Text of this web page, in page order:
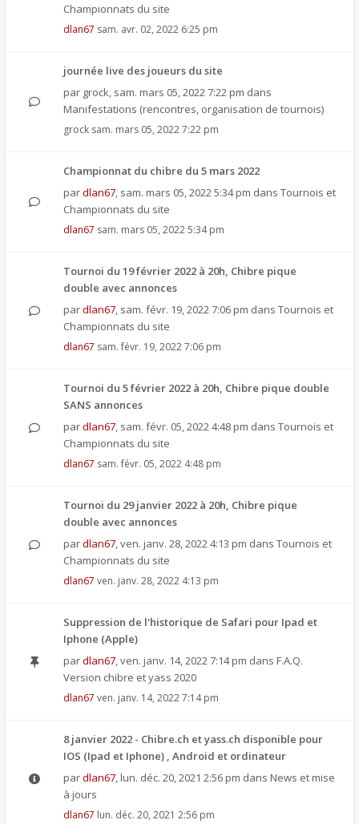
Championnats du site
dlan67 sam. avr. 02, 2022 6:25 pm
journée live des joueurs du site
par grock, sam. mars 05, 2022 7:22 pm dans
Manifestations (rencontres, organisation de tournois)
grock sam. mars 05, 2022 7:22 pm
Championnat du chibre du 5 mars 2022
pardlan67, sam. mars 05, 2022 5:34 pm dans Tournois et
Championnats du site
dlan67 sam. mars 05, 2022 5:34 pm
Tournoi du 19 février 2022 à 20h, Chibre pique
double avec annonces
pardlan67, sam. févr. 19, 2022 7:06 pm dans Tournois et
Championnats du site
dlan67 sam. févr. 19, 2022 7:06 pm
Tournoi du 5 février 2022 à 20h, Chibre pique double
SANS annonces
pardlan67, sam. févr. 05, 2022 4:48 pm dans Tournois et
Championnats du site
dlan67 sam. févr. 05, 2022 4:48 pm
Tournoi du 29 janvier 2022 à 20h, Chibre pique
double avec annonces
pardlan67,ven. janv. 28, 2022 4:13 pm dans Tournois et
Championnats du site
dlan67 ven. janv. 28, 2022 4:13 pm
Suppression de l'historique de Safari pour Ipad et
Iphone (Apple)
pardlan67,ven. janv. 14, 2022 7:14 pm dans F.A.Q.
Version chibre et yass 2020
dlan67 ven. janv. 14, 2022 7:14 pm
8 janvier 2022 - Chibre.ch et yass.ch disponible pour
IOS (Ipad et Iphone) , Android et ordinateur
pardlan67, lun. déc. 20, 2021 2:56 pm dans News et mise
à jours
dlan67 lun. déc. 20, 2021 2:56 pm